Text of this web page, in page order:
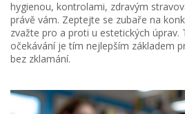
hygienou, kontrolami, zdravým
právě vám. Zeptejte se zubaře na
zvažte pro a proti u estetických úprav.
očekávání je tím nejlepším základem
bez zklamání.